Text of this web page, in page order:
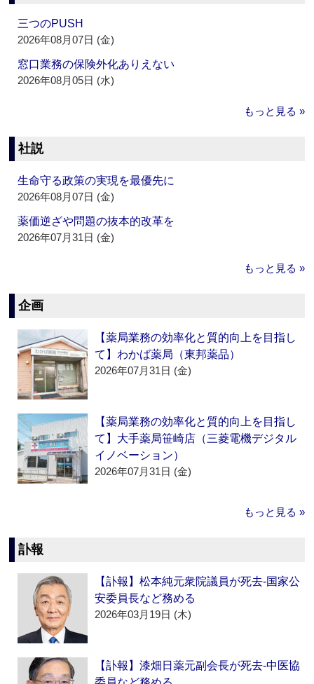
三つのPUSH
2026年08月07日 (金)
窓口業務の保険外化ありえない
2026年08月05日 (水)
もっと見る »
社説
生命守る政策の実現を最優先に
2026年08月07日 (金)
薬価逆ざや問題の抜本的改革を
2026年07月31日 (金)
もっと見る »
企画
【薬局業務の効率化と質的向上を目指し
て】わかば薬局（東邦薬品）
2026年07月31日 (金)
【薬局業務の効率化と質的向上を目指し
て】大手薬局笹崎店（三菱電機デジタル
イノベーション）
2026年07月31日 (金)
もっと見る »
訃報
【訃報】松本純元衆院議員が死去‐国家公
安委員長など務める
2026年03月19日 (木)
【訃報】漆畑日薬元副会長が死去‐中医協